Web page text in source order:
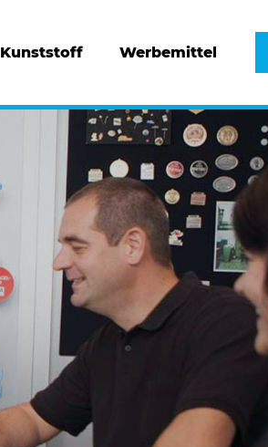
Kunststoff Werbemittel